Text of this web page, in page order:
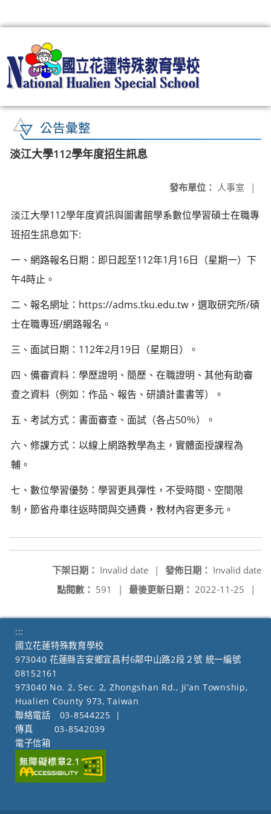
公告彙整
淡江大學112學年度招生訊息
發布單位： 人事室 |
淡江大學112學年度資訊與圖書館學系數位學習碩士在職專
班招生訊息如下:
一、網路報名日期：即日起至112年1月16日（星期一）下
午4時止。
二、報名網址：https://adms.tku.edu.tw，選取研究所/碩
士在職專班/網路報名。
三、面試日期：112年2月19日（星期日）。
四、備審資料：學歷證明、簡歷、在職證明、其他有助審
查之資料（例如：作品、報告、研讀計畫書等）。
五、考試方式：書面審查、面試（各占50％）。
六、修課方式：以線上網路教學為主，實體面授課程為
輔。
七、數位學習優勢：學習更具彈性，不受時間、空間限
制，節省舟車往返時間與交通費，教材內容更多元。
發佈日期： Invalid date
下架日期： Invalid date
|
最後更新日期： 2022-11-25 |
點閱數： 591 |
:::
國立花蓮特殊教育學校
973040 花蓮縣吉安鄉宜昌村6鄰中山路2段２號 統一編號
08152161
973040 No. 2, Sec. 2, Zhongshan Rd., Ji’an Township,
Hualien County 973, Taiwan
聯絡電話
03-8544225
|
傳真
03-8542039
電子信箱